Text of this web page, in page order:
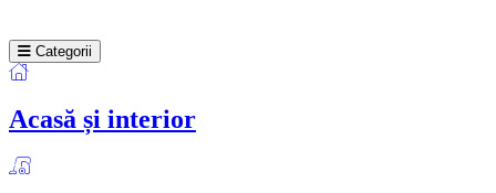
Categorii
Acasă și interior